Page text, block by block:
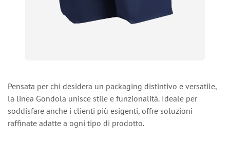
Pensata per chi desidera un packaging distintivo e versatile,
la linea Gondola unisce stile e funzionalità. Ideale per
soddisfare anche i clienti più esigenti, offre soluzioni
raffinate adatte a ogni tipo di prodotto.